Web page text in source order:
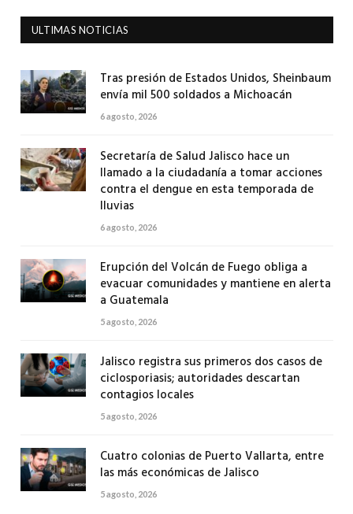
ULTIMAS NOTICIAS
Tras presión de Estados Unidos, Sheinbaum
envía mil 500 soldados a Michoacán
6 agosto, 2026
Secretaría de Salud Jalisco hace un
llamado a la ciudadanía a tomar acciones
contra el dengue en esta temporada de
lluvias
6 agosto, 2026
Erupción del Volcán de Fuego obliga a
evacuar comunidades y mantiene en alerta
a Guatemala
5 agosto, 2026
Jalisco registra sus primeros dos casos de
ciclosporiasis; autoridades descartan
contagios locales
5 agosto, 2026
Cuatro colonias de Puerto Vallarta, entre
las más económicas de Jalisco
5 agosto, 2026